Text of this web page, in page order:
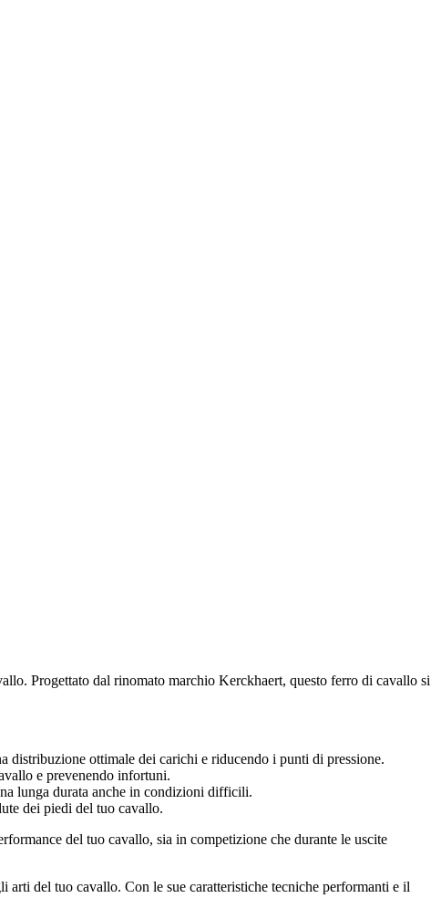
Progettato dal rinomato marchio Kerckhaert, questo ferro di cavallo si
distribuzione ottimale dei carichi e riducendo i punti di pressione.
e prevenendo infortuni.
lunga durata anche in condizioni difficili.
dei piedi del tuo cavallo.
del tuo cavallo, sia in competizione che durante le uscite
del tuo cavallo. Con le sue caratteristiche tecniche performanti e il